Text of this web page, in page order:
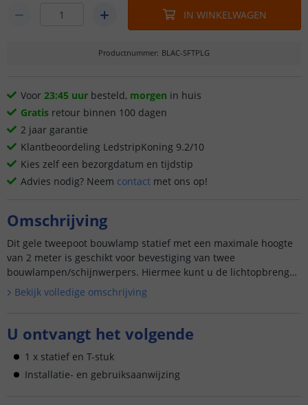
IN WINKELWAGEN
Productnummer: BLAC-SFTPLG
Voor 23:45 uur besteld, morgen in huis
Gratis retour binnen 100 dagen
2 jaar garantie
Klantbeoordeling LedstripKoning 9.2/10
Kies zelf een bezorgdatum en tijdstip
Advies nodig? Neem contact met ons op!
Omschrijving
Dit gele tweepoot bouwlamp statief met een maximale hoogte
van 2 meter is geschikt voor bevestiging van twee
bouwlampen/schijnwerpers. Hiermee kunt u de lichtopbrengst
verdubbelen.&...
Bekijk volledige omschrijving
U ontvangt het volgende
1 x statief en T-stuk
Installatie- en gebruiksaanwijzing